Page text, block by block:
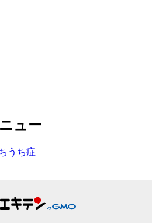
ュー
うち症